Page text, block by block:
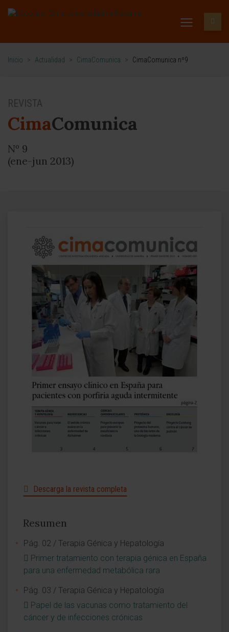
Inicio > Actualidad > CimaComunica > CimaComunica nº9
REVISTA
CimaComunica
Nº 9
(ene-jun 2013)
Descarga la revista completa
Resumen
Pág. 02 / Terapia Génica y Hepatología
Primer tratamiento con terapia génica en España
para una enfermedad metabólica rara
Pág. 03 / Terapia Génica y Hepatología
Papel de las vacunas como tratamiento del
cáncer y de infecciones crónicas